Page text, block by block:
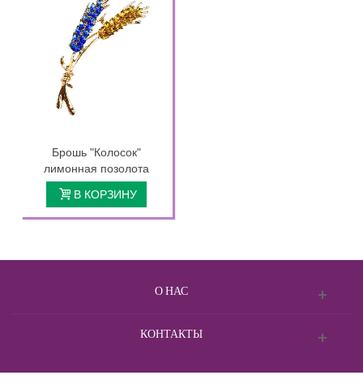
Брошь "Колосок"
лимонная позолота
В КОРЗИНУ
О НАС
КОНТАКТЫ